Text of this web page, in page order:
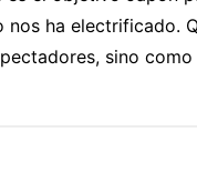
nos ha electrificado.
sino como